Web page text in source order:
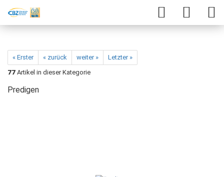
« Erster « zurück weiter »
Letzter »
77 Artikel in dieser Kategorie
Predigen